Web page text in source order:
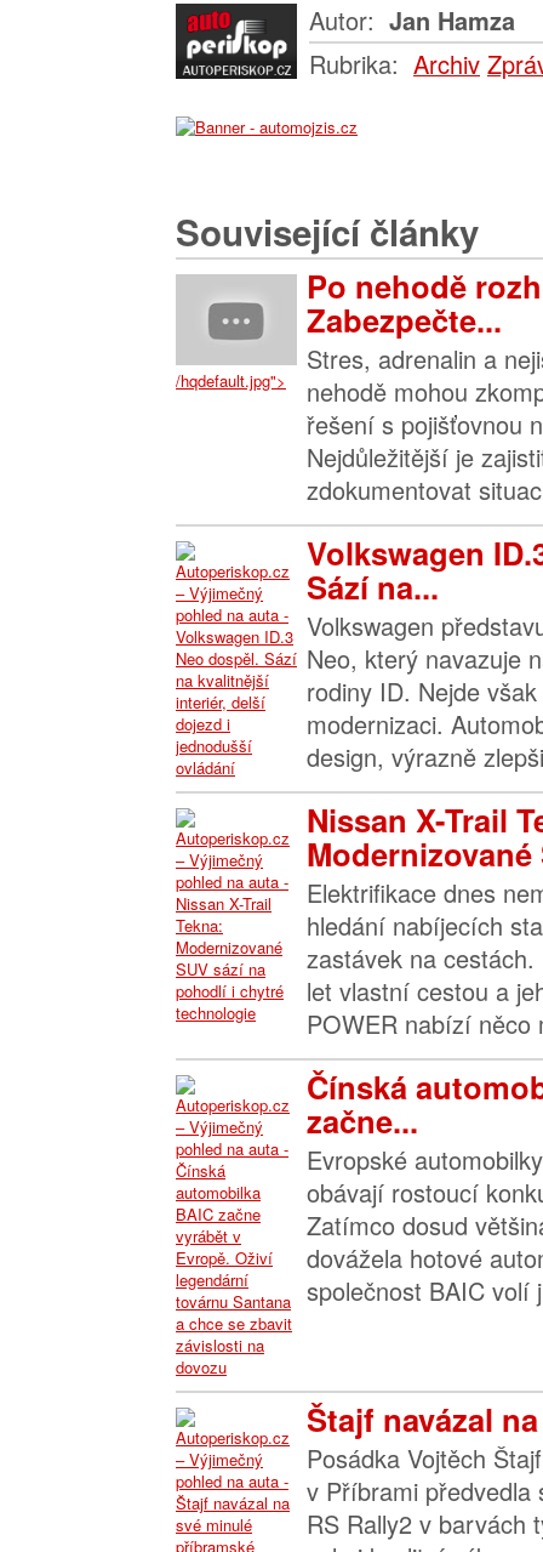
Autor: Jan Hamza
Rubrika: Archiv
Související články
/hqdefault.jpg">
Po nehodě
Zabezpečte...
Stres, adrenalin a
nehodě mohou
řešení s pojišťovnou
Nejdůležitější je
zdokumentovat
Volkswagen
Sází na...
Volkswagen
Neo, který navazuje
rodiny ID. Nejde
modernizaci.
design, výrazně
Nissan X-Trail
Modernizované
Elektrifikace dnes
hledání nabíjecích
zastávek na
let vlastní cestou a
POWER nabízí něco
Čínská
začne...
Evropské
obávají rostoucí
Zatímco dosud
dovážela hotové
společnost BAIC volí
Štajf navázal
Posádka Vojtěch
v Příbrami předvedla
RS Rally2 v barvách